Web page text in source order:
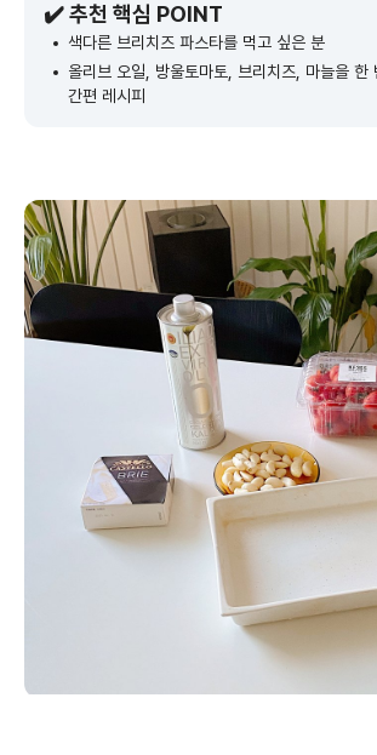
✔️ 추천 핵심 POINT
색다른 브리치즈 파스타를 먹고 싶은 분
올리브 오일, 방울토마토, 브리치즈, 마늘을 한
간편 레시피